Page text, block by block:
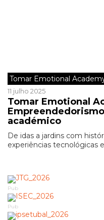
Tomar Emotional
11 julho 2025
Tomar Emotional
académico
De idas a jardins com
experiências tecnológicas
Pub
Pub